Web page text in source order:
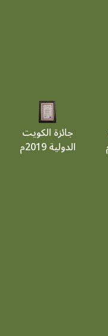
جائزة الكويت
الدولية 2019م